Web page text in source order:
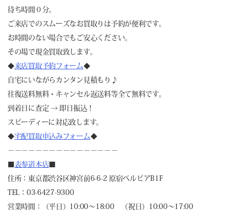
待ち時間０分。
ご来店でのスムーズなお買取りは予約が便利です。
お時間のない場合でもご安心ください。
その場で現金買取致します。
◆来店買取予約フォーム◆
自宅にいながらカンタン見積もり♪
往復送料無料・キャンセル返送料等全て無料です。
到着日に査定 → 即日振込！
スピーディーに対応致します。
◆宅配買取申込みフォーム◆
－－－－－－－－－－－－－－－－
■表参道本店■
住所：東京都渋谷区神宮前6-6-2 原宿ベルピアB1F
TEL：03-6427-9300
営業時間：（平日）10:00～18:00 （祝日）10:00～17:00